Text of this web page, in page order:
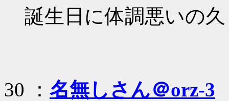
誕生日に体調悪いの
30 ： 名無しさん＠orz-3